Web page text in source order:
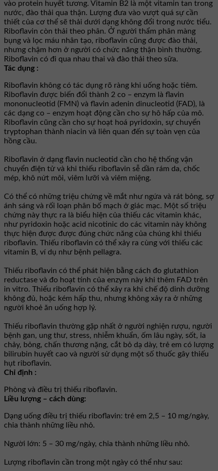
vào protein huyết tương. Vitamin B2 là một vitamin tan trong
nước, đào thải qua thận. Lượng đưa vào vượt quá sự cần
thiết của cơ thể sẽ thải dưới dạng không đổi trong nước tiểu.
Riboflavin còn thải theo phân. Ở người thẩm phân màng
bụng và lọc máu nhân tạo, riboflavin cũng được đào thải,
nhưng chậm hơn ở người có chức năng thận bình thường.
Riboflavin có đi qua nhau thai và đào thải theo sữa.
Tác dụng :
Riboflavin không có tác dụng rõ ràng khi uống hoặc tiêm.
Riboflavin được biến đổi thành 2 co – enzym là flavin
mononucleotid (FMN) và flavin adenin dinucleotid (FAD), là
các dạng co – enzym hoạt động cần cho sự hô hấp của mô.
Riboflavin cũng cần cho sự hoạt hoá pyridoxin, sự chuyển
tryptophan thành niacin và liên quan đến sự toàn vẹn của
hồng cầu.
Riboflavin ở dạng flavin nucleotid cần cho hệ thống vận
chuyển điện tử và khi thiếu riboflavin sễ dần rám da, chốc
mép, khô nứt môi, viêm lưỡi và viêm miệng.
Có thể có những triệu chứng về mắt như ngứa và rát bỏng, sợ
ánh sáng và rối loạn phân bố mạch ở giác mạc. Một số triệu
chứng này thực ra là biểu hiện của thiếu các vitamin khác,
như pyridoxin hoặc acid nicotinic do các vitamin này không
thực hiện được được đúng chức năng của chúng khi thiếu
riboflavin. Thiếu riboflavin có thể xảy ra cùng với thiếu các
vitamin B, ví dụ như bệnh pellagra.
Thiếu riboflavin có thể phát hiện bằng cách đo glutathion
reductase và đo hoạt tính của enzym này khi thêm FAD trên
in vitro. Thiếu riboflavin có thể xảy ra khi chế độ dinh dưỡng
không đủ, hoặc kém hấp thu, nhưng không xảy ra ở những
người khoẻ ăn uống hợp lý.
Thiếu riboflavin thường gặp nhất ở người nghiện rượu, người
bệnh gan, ung thư, stress, nhiễm khuẩn, ốm lâu ngày, sốt, ỉa
chảy, bỏng, chấn thương nặng, cắt bỏ dạ dày, trẻ em có lượng
bilirubin huyết cao và người sử dụng một số thuốc gây thiếu
hụt riboflavin.
Chỉ định :
Phòng và điều trị thiếu riboflavin.
Liều lượng – cách dùng:
Dạng uống điều trị thiếu riboflavin: trẻ em 2,5 – 10 mg/ngày,
chia thành những liều nhỏ.
Người lớn: 5 – 30 mg/ngày, chia thành những liều nhỏ.
Lượng riboflavin cần trong một ngày có thể như sau: